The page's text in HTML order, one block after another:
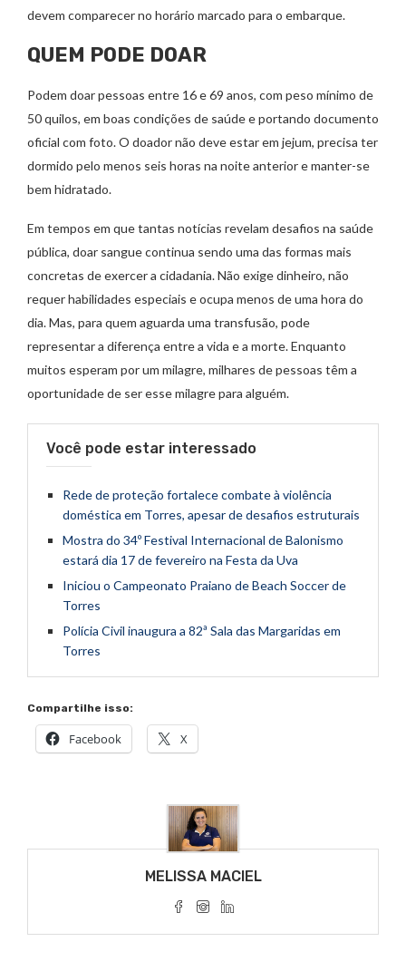
devem comparecer no horário marcado para o embarque.
QUEM PODE DOAR
Podem doar pessoas entre 16 e 69 anos, com peso mínimo de
50 quilos, em boas condições de saúde e portando documento
oficial com foto. O doador não deve estar em jejum, precisa ter
dormido pelo menos seis horas na noite anterior e manter-se
bem hidratado.
Em tempos em que tantas notícias revelam desafios na saúde
pública, doar sangue continua sendo uma das formas mais
concretas de exercer a cidadania. Não exige dinheiro, não
requer habilidades especiais e ocupa menos de uma hora do
dia. Mas, para quem aguarda uma transfusão, pode
representar a diferença entre a vida e a morte. Enquanto
muitos esperam por um milagre, milhares de pessoas têm a
oportunidade de ser esse milagre para alguém.
Você pode estar interessado
Rede de proteção fortalece combate à violência
doméstica em Torres, apesar de desafios estruturais
Mostra do 34º Festival Internacional de Balonismo
estará dia 17 de fevereiro na Festa da Uva
Iniciou o Campeonato Praiano de Beach Soccer de
Torres
Polícia Civil inaugura a 82ª Sala das Margaridas em
Torres
Compartilhe isso:
Facebook X
MELISSA MACIEL